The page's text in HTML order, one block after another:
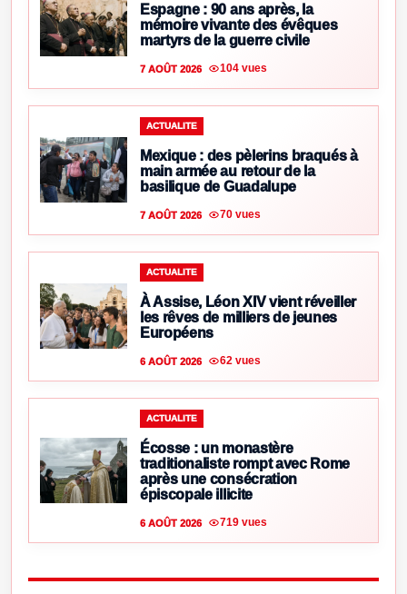
Espagne : 90 ans après, la
mémoire vivante des évêques
martyrs de la guerre civile
7 AOÛT 2026 104 vues
ACTUALITE
Mexique : des pèlerins braqués à
main armée au retour de la
basilique de Guadalupe
7 AOÛT 2026 70 vues
ACTUALITE
À Assise, Léon XIV vient réveiller
les rêves de milliers de jeunes
Européens
6 AOÛT 2026 62 vues
ACTUALITE
Écosse : un monastère
traditionaliste rompt avec Rome
après une consécration
épiscopale illicite
6 AOÛT 2026 719 vues